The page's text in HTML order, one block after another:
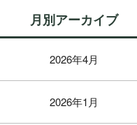
月別アーカイブ
2026年4月
2026年1月